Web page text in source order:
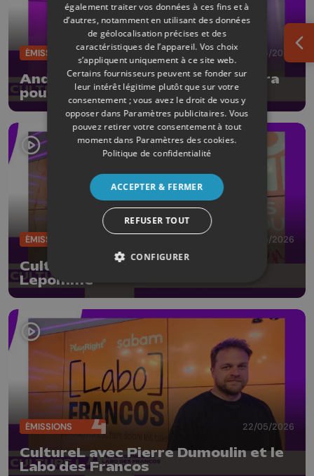
ÉMISSIONS 05/06/2026
André Borbé signe un nouvel opéra
pour le jeune public
ÉMISSIONS 29/05/2026
CultureL avec l'humoriste Manon
Lepomme
ÉMISSIONS 22/05/2026
CultureL avec Pierre Dumoulin et le
Labo des Francos
également traiter vos données à ces fins et à
d’autres, notamment en utilisant des données
de géolocalisation précises et des
caractéristiques de l’appareil. Vos choix
s’appliquent uniquement à ce site web.
Certains fournisseurs peuvent se fonder sur
leur intérêt légitime plutôt que sur votre
consentement ; vous avez le droit de vous y
opposer dans Paramètres publicitaires. Vous
pouvez retirer votre consentement à tout
moment dans Paramètres des cookies.
Politique de confidentialité
ACCEPTER & FERMER
REFUSER TOUT
CONFIGURER